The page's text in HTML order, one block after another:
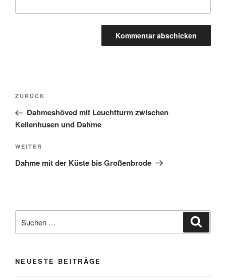
ZURÜCK
Dahmeshöved mit Leuchtturm zwischen
Kellenhusen und Dahme
WEITER
Dahme mit der Küste bis Großenbrode
NEUESTE BEITRÄGE